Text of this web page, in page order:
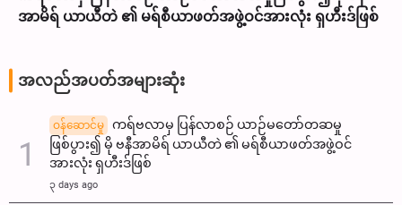
အာမိရ် ယာယီတဲ ၏ မရ်စီယာဖတ်အဖွဲ့ဝင်အားလုံး ရှဟီးဒ်ဖြစ်
အလည်အပတ်အများဆုံး
ဝန်ဆောင်မှု
ကရ်ဗလာမှ ပြန်လာစဉ် ယာဉ်မတော်တဆမှု
ဖြစ်ပွား၍ မို ဗနီအာမိရ် ယာယီတဲ ၏ မရ်စီယာဖတ်အဖွဲ့ဝင်
အားလုံး ရှဟီးဒ်ဖြစ်
၃ days ago